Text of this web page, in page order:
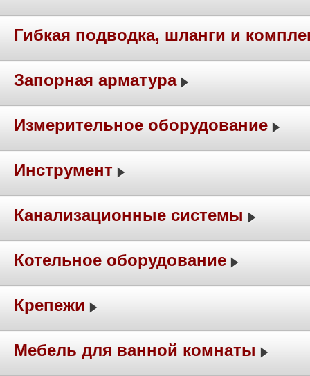
Гибкая подводка, шланги и
Запорная арматура
Измерительное оборудование
Инструмент
Канализационные системы
Котельное оборудование
Крепежи
Мебель для ванной комнаты